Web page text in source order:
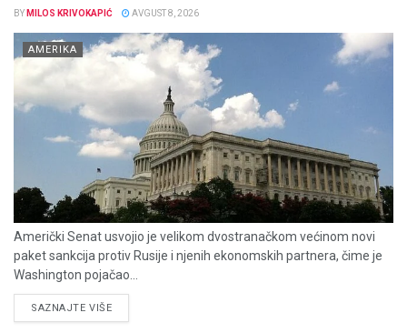
BY MILOS KRIVOKAPIĆ AVGUST 8, 2026
AMERIKA
Američki Senat usvojio je velikom dvostranačkom većinom novi
paket sankcija protiv Rusije i njenih ekonomskih partnera, čime je
Washington pojačao...
SAZNAJTE VIŠEDETAILS